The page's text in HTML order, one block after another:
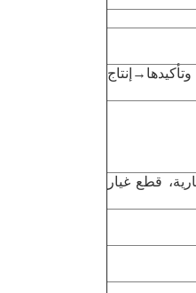
قطع غيار